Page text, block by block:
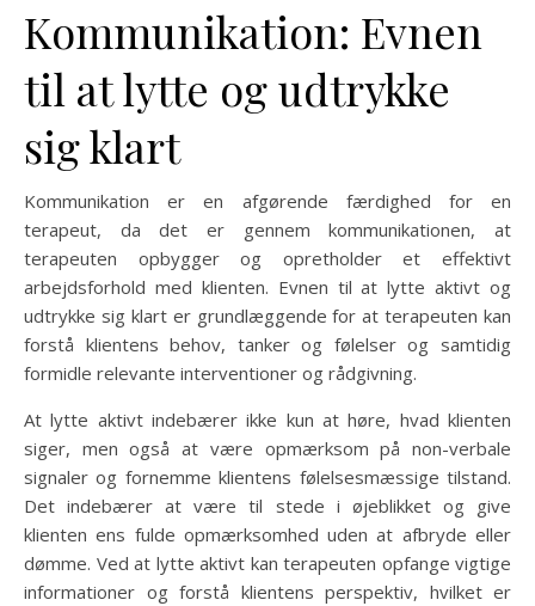
Kommunikation: Evnen
til at lytte og udtrykke
sig klart
Kommunikation er en afgørende færdighed for en
terapeut, da det er gennem kommunikationen, at
terapeuten opbygger og opretholder et effektivt
arbejdsforhold med klienten. Evnen til at lytte aktivt og
udtrykke sig klart er grundlæggende for at terapeuten kan
forstå klientens behov, tanker og følelser og samtidig
formidle relevante interventioner og rådgivning.
At lytte aktivt indebærer ikke kun at høre, hvad klienten
siger, men også at være opmærksom på non-verbale
signaler og fornemme klientens følelsesmæssige tilstand.
Det indebærer at være til stede i øjeblikket og give
klienten ens fulde opmærksomhed uden at afbryde eller
dømme. Ved at lytte aktivt kan terapeuten opfange vigtige
informationer og forstå klientens perspektiv, hvilket er